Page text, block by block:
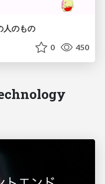
人のもの
0 450